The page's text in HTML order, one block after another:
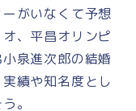
がいなくて予想
、平昌オリンピ
泉進次郎の結婚
績や知名度とし
。